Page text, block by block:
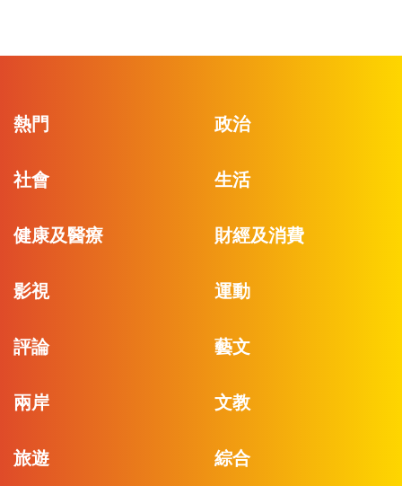
熱門 政治
社會 生活
健康及醫療 財經及消費
影視 運動
評論 藝文
兩岸 文教
旅遊 綜合